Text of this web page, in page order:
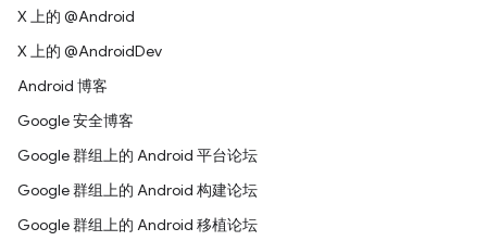
X 上的 @Android
X 上的 @AndroidDev
Android 博客
Google 安全博客
Google 群组上的 Android 平台论坛
Google 群组上的 Android 构建论坛
Google 群组上的 Android 移植论坛